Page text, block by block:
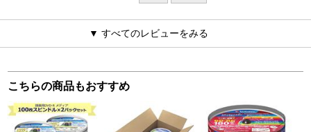
▼ すべてのレビューをみる
こちらの商品もおすすめ